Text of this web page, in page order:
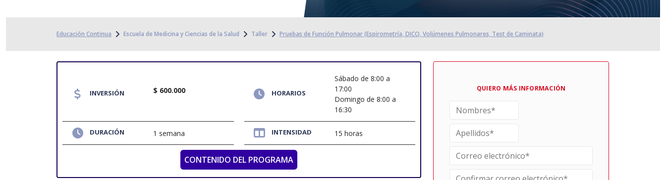
Educación Continua Escuela de Medicina y Ciencias de la Salud Taller Pruebas de Función Pulmonar (Espirometría, DICO, Volúmenes Pulmonares, Test de Caminata)
INVERSIÓN $ 600.000 HORARIOS
Sábado de 8:00 a
17:00
Domingo de 8:00 a
16:30
DURACIÓN 1 semana INTENSIDAD 15 horas
CONTENIDO DEL PROGRAMA
QUIERO MÁS INFORMACIÓN